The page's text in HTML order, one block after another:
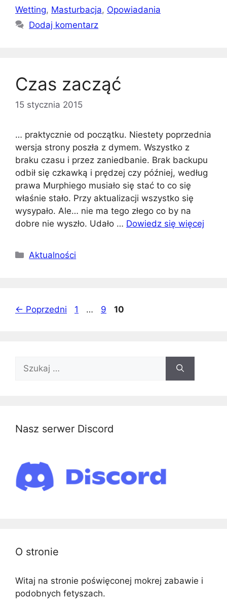
Wetting, Masturbacja, Opowiadania
Dodaj komentarz
Czas zacząć
15 stycznia 2015
… praktycznie od początku. Niestety poprzednia
wersja strony poszła z dymem. Wszystko z
braku czasu i przez zaniedbanie. Brak backupu
odbił się czkawką i prędzej czy później, według
prawa Murphiego musiało się stać to co się
właśnie stało. Przy aktualizacji wszystko się
wysypało. Ale… nie ma tego złego co by na
dobre nie wyszło. Udało … Dowiedz się więcej
Kategorie
Aktualności
← Poprzedni Strona
1 … Strona
9 Strona
10
Szukaj:
Nasz serwer Discord
O stronie
Witaj na stronie poświęconej mokrej zabawie i
podobnych fetyszach.